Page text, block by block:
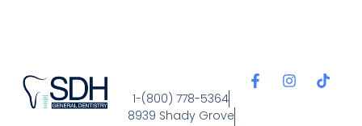
1-(800) 778-5364
8939 Shady Grove